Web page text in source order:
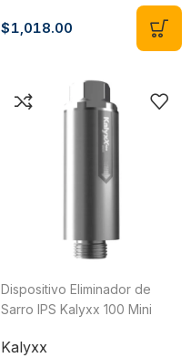
$1,018.00
Dispositivo Eliminador de
Sarro IPS Kalyxx 100 Mini
Kalyxx